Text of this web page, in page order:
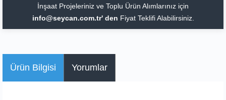
İnşaat Projeleriniz ve Toplu Ürün Alımlarınız için
info@seycan.com.tr' den Fiyat Teklifi Alabilirsiniz.
Ürün Bilgisi Yorumlar